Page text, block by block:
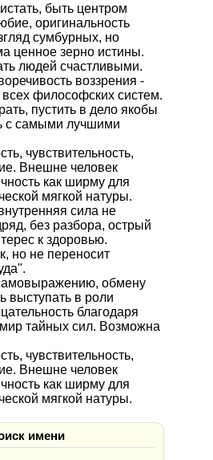
быть центром
оригинальность
сумбурных, но
ценное зерно истины.
людей счастливыми.
воззрения -
философских систем.
пустить в дело якобы
с самыми лучшими
чувствительность,
Внешне человек
как ширму для
мягкой натуры.
сила не
без разбора, острый
к здоровью.
но не переносит
обмену
выступать в роли
благодаря
тайных сил. Возможна
чувствительность,
Внешне человек
как ширму для
мягкой натуры.
имени